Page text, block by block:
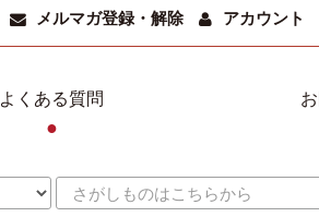
メルマガ登録・解除 アカウント
よくある質問
●